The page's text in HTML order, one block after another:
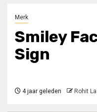
Merk
Smiley
Sign
4 jaar geleden Rohit La